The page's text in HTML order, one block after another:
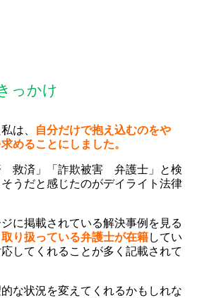
っかけ
は、
自分だけで抱え込むのをや
めることにしました。
救済」「詐欺被害 弁護士」と検
うだと感じたのがデイライト法律
に掲載されている解決事例を見る
り扱っている弁護士が在籍してい
してくれることが多く記載されて
な状況を変えてくれるかもしれな